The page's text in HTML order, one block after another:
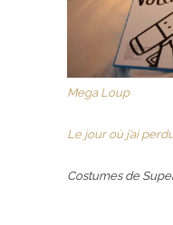
Mega Loup
Le jour où j’ai
Costumes de